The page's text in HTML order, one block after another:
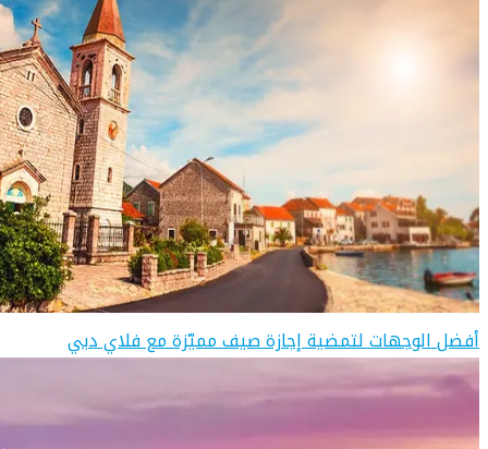
أفضل الوجهات لتمضية إجازة صيف مميّزة مع فلاي دبي